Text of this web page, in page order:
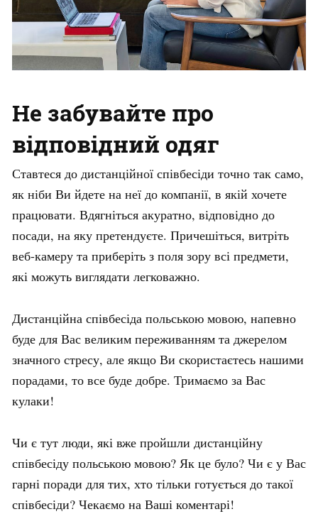
Не забувайте про
відповідний одяг
Ставтеся до дистанційної співбесіди точно так само,
як ніби Ви йдете на неї до компанії, в якій хочете
працювати. Вдягніться акуратно, відповідно до
посади, на яку претендуєте. Причешіться, витріть
веб-камеру та приберіть з поля зору всі предмети,
які можуть виглядати легковажно.
Дистанційна співбесіда польською мовою, напевно
буде для Вас великим переживанням та джерелом
значного стресу, але якщо Ви скористаєтесь нашими
порадами, то все буде добре. Тримаємо за Вас
кулаки!
Чи є тут люди, які вже пройшли дистанційну
співбесіду польською мовою? Як це було? Чи є у Вас
гарні поради для тих, хто тільки готується до такої
співбесіди? Чекаємо на Ваші коментарі!